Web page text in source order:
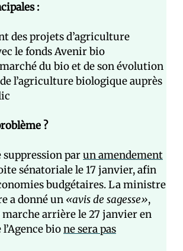
:
des projets d’agriculture
le fonds Avenir bio
du bio et de son évolution
l’agriculture biologique auprès
?
suppression parun amendement
sénatoriale le 17 janvier, afin
budgétaires. La ministre
a donné un «avis de sagesse»,
arrière le 27 janvier en
bione sera pas